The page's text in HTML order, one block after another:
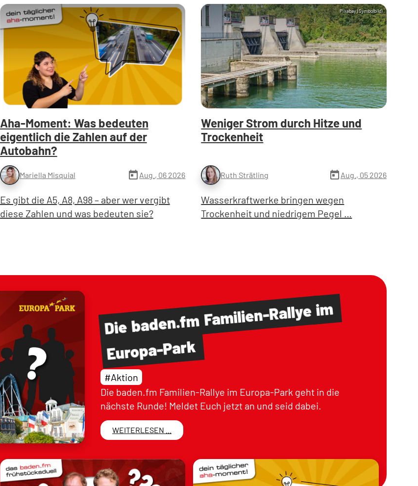
Aha-Moment: Was bedeuten
eigentlich die Zahlen auf der
Autobahn?
Mariella Misquial todayAug., 06 2026
Es gibt die A5, A8, A98 – aber wer vergibt
diese Zahlen und was bedeuten sie?
Pixabay (Symbolbild)
Weniger Strom durch Hitze und
Trockenheit
Ruth Strätling today Aug., 05 2026
Wasserkraftwerke bringen wegen
Trockenheit und niedrigem Pegel …
Die baden.fmFamilien-Rallyeim
Europa-Park
#Aktion
Die baden.fm Familien-Rallye im Europa-Park geht in die
nächste Runde! Meldet Euch jetzt an und seid dabei.
WEITERLESEN ...